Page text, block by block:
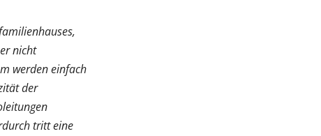
nicht
werden einfach
der
tritt eine